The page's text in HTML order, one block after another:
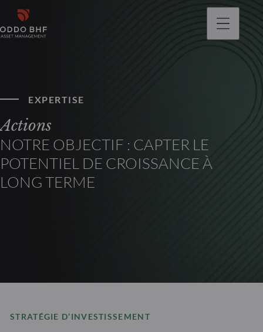
EXPERTISE
Actions
NOTRE OBJECTIF : CAPTER LE
POTENTIEL DE CROISSANCE À
LONG TERME
STRATÉGIE D’INVESTISSEMENT